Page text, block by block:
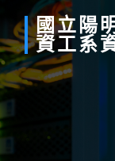
國立 陽
資工系